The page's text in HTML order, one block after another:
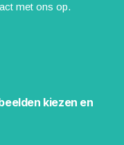
met ons op.
kiezen en